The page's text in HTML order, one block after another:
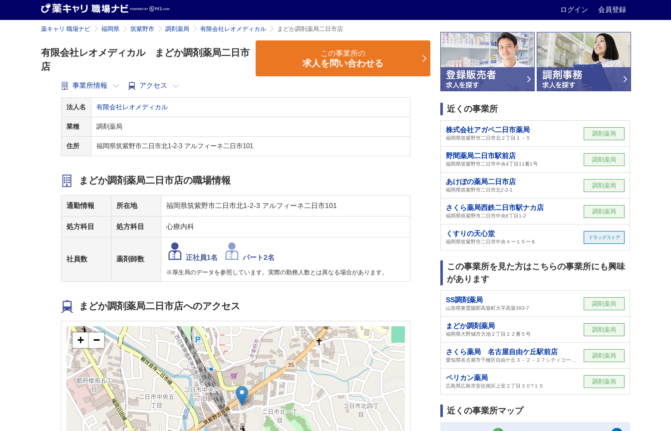
ログイン 会員登録
薬キャリ 職場ナビ 福岡県 筑紫野市 調剤薬局 有限会社レオメディカル まどか調剤薬局二日市店
有限会社レオメディカル まどか調剤薬局二日市
店
事業所情報 アクセス
この事業所の
求人を問い合わせる
法人名 有限会社レオメディカル
業種 調剤薬局
住所 福岡県筑紫野市二日市北1-2-3 アルフィーネ二日市101
まどか調剤薬局二日市店の職場情報
通勤情報 所在地 福岡県筑紫野市二日市北1-2-3 アルフィーネ二日市101
処方科目 処方科目 心療内科
社員数 薬剤師数 正社員1名 パート2名
※厚生局のデータを参照しています。実際の勤務人数とは異なる場合があります。
まどか調剤薬局二日市店へのアクセス
+ −
近くの事業所
株式会社アガペ二日市薬局
福岡県筑紫野市二日市北２丁目１－５
調剤薬局
野間薬局二日市駅前店
福岡県筑紫野市二日市中央4丁目11番1号
調剤薬局
あけぼの薬局二日市店
福岡県筑紫野市二日市北2-2-1
調剤薬局
さくら薬局西鉄二日市駅ナカ店
福岡県筑紫野市二日市中央6丁目1-2
調剤薬局
くすりの天心堂
福岡県筑紫野市二日市中央４ー１５ー８
ドラッグストア
この事業所を見た方はこちらの事業所にも興味
があります
SS調剤薬局
山形県東置賜郡高畠町大字高畠393-7
調剤薬局
まどか調剤薬局
福岡県大野城市大池２丁目２２番５号
調剤薬局
さくら薬局 名古屋自由ケ丘駅前店 調剤薬局
ペリカン薬局
広島県広島市安佐南区上安２丁目３０?１５
調剤薬局
近くの事業所マップ